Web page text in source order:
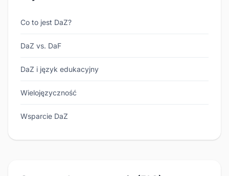
Co to jest DaZ?
DaZ vs. DaF
DaZ i język edukacyjny
Wielojęzyczność
Wsparcie DaZ